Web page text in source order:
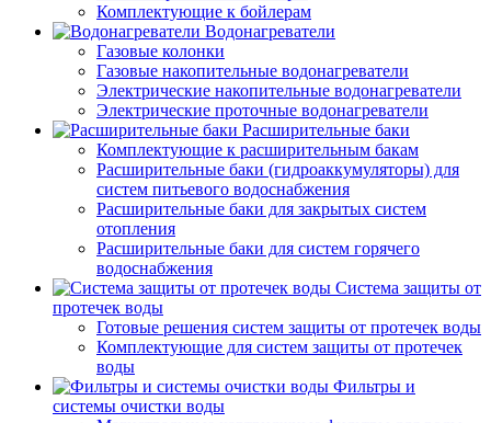
Комплектующие к бойлерам
Водонагреватели
Газовые колонки
Газовые накопительные водонагреватели
Электрические накопительные водонагреватели
Электрические проточные водонагреватели
Расширительные баки
Комплектующие к расширительным бакам
Расширительные баки (гидроаккумуляторы) для
систем питьевого водоснабжения
Расширительные баки для закрытых систем
отопления
Расширительные баки для систем горячего
водоснабжения
Система защиты от
протечек воды
Готовые решения систем защиты от протечек воды
Комплектующие для систем защиты от протечек
воды
Фильтры и
системы очистки воды